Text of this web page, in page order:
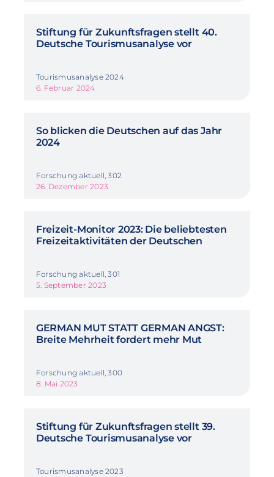
Stiftung für Zukunftsfragen stellt 40.
Deutsche Tourismusanalyse vor
Tourismusanalyse 2024
6. Februar 2024
So blicken die Deutschen auf das Jahr
2024
Forschung aktuell, 302
26. Dezember 2023
Freizeit-Monitor 2023: Die beliebtesten
Freizeitaktivitäten der Deutschen
Forschung aktuell, 301
5. September 2023
GERMAN MUT STATT GERMAN ANGST:
Breite Mehrheit fordert mehr Mut
Forschung aktuell, 300
8. Mai 2023
Stiftung für Zukunftsfragen stellt 39.
Deutsche Tourismusanalyse vor
Tourismusanalyse 2023